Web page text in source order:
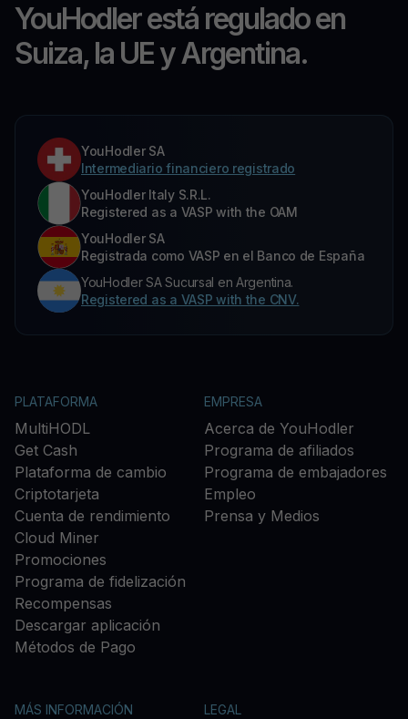
YouHodler está regulado en
Suiza, la UE y Argentina.
YouHodler SA
Intermediario financiero registrado
YouHodler Italy S.R.L.
Registered as a VASP with the OAM
YouHodler SA
Registrada como VASP en el Banco de España
YouHodler SA Sucursal en Argentina.
Registered as a VASP with the CNV.
PLATAFORMA
MultiHODL
Get Cash
Plataforma de cambio
Criptotarjeta
Cuenta de rendimiento
Cloud Miner
Promociones
Programa de fidelización
Recompensas
Descargar aplicación
Métodos de Pago
EMPRESA
Acerca de YouHodler
Programa de afiliados
Programa de embajadores
Empleo
Prensa y Medios
MÁS INFORMACIÓN LEGAL